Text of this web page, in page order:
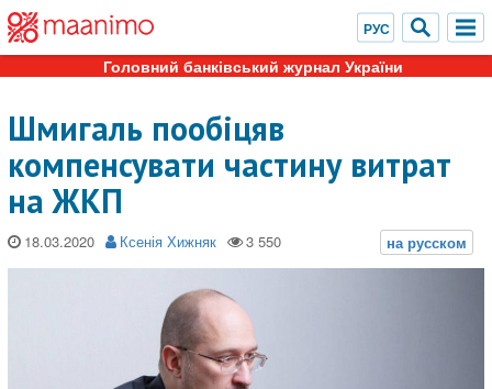
Головний банківський журнал України
Шмигаль пообіцяв
компенсувати частину витрат
на ЖКП
18.03.2020 Ксенія Хижняк